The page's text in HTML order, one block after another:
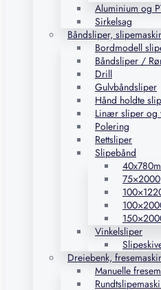
Aluminium og
Sirkelsag
Båndsliper,
Bordmodell
Båndsliper /
Drill
Gulvbåndsliper
Hånd holdte
Linær sliper og
Polering
Rettsliper
Slipebånd
75×2000
Vinkelsliper
Dreiebenk,
Manuelle